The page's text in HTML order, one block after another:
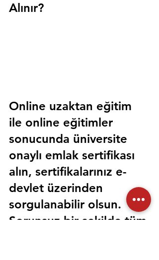
Alınır?
Online uzaktan eğitim
ile online eğitimler
sonucunda üniversite
onaylı emlak sertifikası
alın, sertifikalarınız e-
devlet üzerinden
sorgulanabilir olsun.
Sorunsuz bir şekilde tüm